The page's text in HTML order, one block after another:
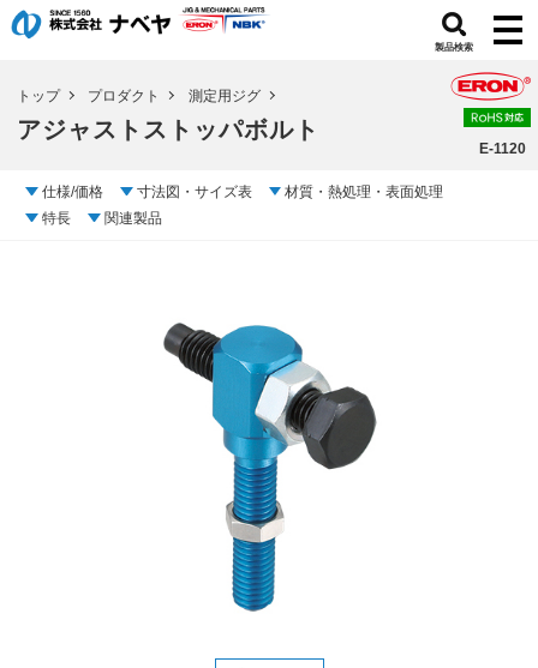
製品検索
トップ プロダクト 測定用ジグ
アジャストストッパボルト
E-1120
仕様/価格 寸法図・サイズ表
材質・熱処理・表面処理
特長
関連製品